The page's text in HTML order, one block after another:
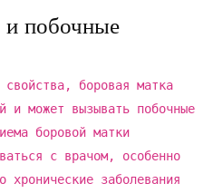
и побочные
боровая матка
и может вызывать побочные
боровой матки
с врачом, особенно
заболевания